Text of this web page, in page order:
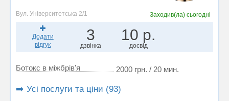
Вул. Університетська 2/1 Заходив(ла)сьогодні
Додати
відгук
3
дзвінка
10 р.
досвід
Ботокс в міжбрів'я 2000 грн. / 20 мин.
➡️ Усі послуги та ціни (93)